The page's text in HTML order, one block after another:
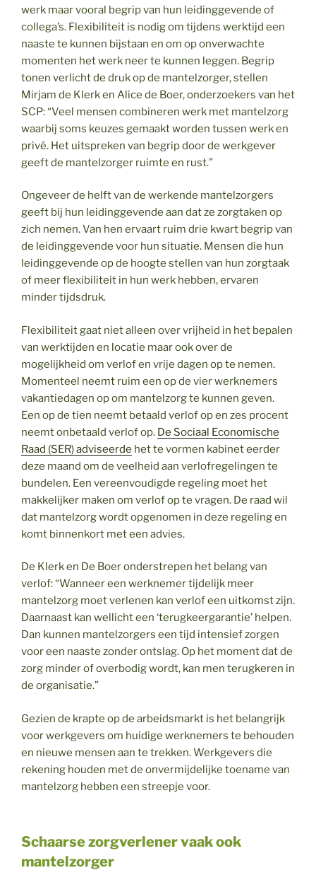
werk maar vooral begrip van hun leidinggevende of
collega’s. Flexibiliteit is nodig om tijdens werktijd een
naaste te kunnen bijstaan en om op onverwachte
momenten het werk neer te kunnen leggen. Begrip
tonen verlicht de druk op de mantelzorger, stellen
Mirjam de Klerk en Alice de Boer, onderzoekers van het
SCP: “Veel mensen combineren werk met mantelzorg
waarbij soms keuzes gemaakt worden tussen werk en
privé. Het uitspreken van begrip door de werkgever
geeft de mantelzorger ruimte en rust.”
Ongeveer de helft van de werkende mantelzorgers
geeft bij hun leidinggevende aan dat ze zorgtaken op
zich nemen. Van hen ervaart ruim drie kwart begrip van
de leidinggevende voor hun situatie. Mensen die hun
leidinggevende op de hoogte stellen van hun zorgtaak
of meer flexibiliteit in hun werk hebben, ervaren
minder tijdsdruk.
Flexibiliteit gaat niet alleen over vrijheid in het bepalen
van werktijden en locatie maar ook over de
mogelijkheid om verlof en vrije dagen op te nemen.
Momenteel neemt ruim een op de vier werknemers
vakantiedagen op om mantelzorg te kunnen geven.
Een op de tien neemt betaald verlof op en zes procent
neemt onbetaald verlof op. De Sociaal Economische
Raad (SER) adviseerde het te vormen kabinet eerder
deze maand om de veelheid aan verlofregelingen te
bundelen. Een vereenvoudigde regeling moet het
makkelijker maken om verlof op te vragen. De raad wil
dat mantelzorg wordt opgenomen in deze regeling en
komt binnenkort met een advies.
De Klerk en De Boer onderstrepen het belang van
verlof: “Wanneer een werknemer tijdelijk meer
mantelzorg moet verlenen kan verlof een uitkomst zijn.
Daarnaast kan wellicht een ‘terugkeergarantie’ helpen.
Dan kunnen mantelzorgers een tijd intensief zorgen
voor een naaste zonder ontslag. Op het moment dat de
zorg minder of overbodig wordt, kan men terugkeren in
de organisatie.”
Gezien de krapte op de arbeidsmarkt is het belangrijk
voor werkgevers om huidige werknemers te behouden
en nieuwe mensen aan te trekken. Werkgevers die
rekening houden met de onvermijdelijke toename van
mantelzorg hebben een streepje voor.
Schaarse zorgverlener vaak ook
mantelzorger